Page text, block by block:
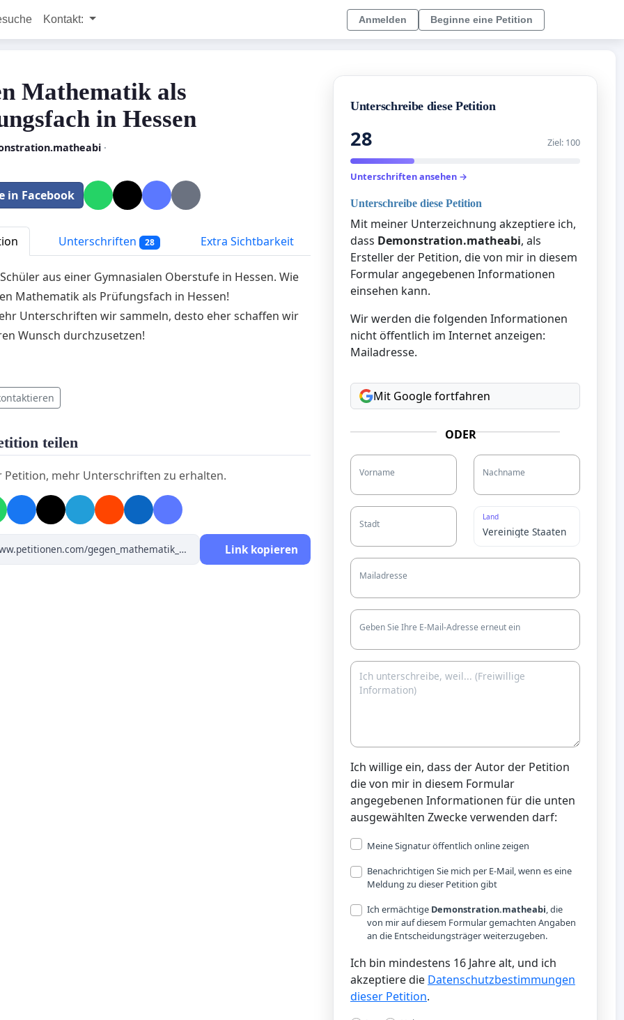
Kontakt: Anmelden Beginne eine Petition
Mathematik als
in Hessen
·
in Facebook
Unterschriften 28 Extra Sichtbarkeit
aus einer Gymnasialen Oberstufe in Hessen. Wie
Mathematik als Prüfungsfach in Hessen!
Unterschriften wir sammeln, desto eher schaffen wir
Wunsch durchzusetzen!
teilen
Petition, mehr Unterschriften zu erhalten.
Link kopieren
Unterschreibe diese Petition
28 Ziel: 100
Unterschriften ansehen →
Unterschreibe diese Petition
Mit meiner Unterzeichnung akzeptiere ich,
dass Demonstration.matheabi, als
Ersteller der Petition, die von mir in diesem
Formular angegebenen Informationen
einsehen kann.
Wir werden die folgenden Informationen
nicht öffentlich im Internet anzeigen:
Mailadresse.
Mit Google fortfahren
ODER
Vorname Nachname
Stadt
Land
Mailadresse
Geben Sie Ihre E-Mail-Adresse erneut ein
Ich willige ein, dass der Autor der Petition
die von mir in diesem Formular
angegebenen Informationen für die unten
ausgewählten Zwecke verwenden darf:
Meine Signatur öffentlich online zeigen
Benachrichtigen Sie mich per E-Mail, wenn es eine
Meldung zu dieser Petition gibt
Ich ermächtige Demonstration.matheabi, die
von mir auf diesem Formular gemachten Angaben
an die Entscheidungsträger weiterzugeben.
Ich bin mindestens 16 Jahre alt, und ich
akzeptiere die Datenschutzbestimmungen
dieser Petition.